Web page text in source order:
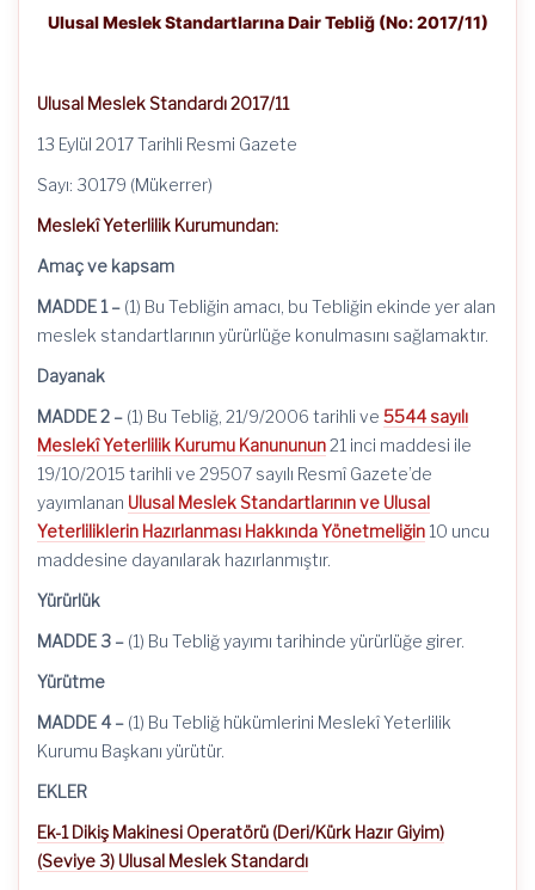
Ulusal Meslek Standartlarına Dair Tebliğ (No: 2017/11)
Ulusal Meslek Standardı 2017/11
13 Eylül 2017 Tarihli Resmi Gazete
Sayı: 30179 (Mükerrer)
Meslekî Yeterlilik Kurumundan:
Amaç ve kapsam
MADDE 1 – (1) Bu Tebliğin amacı, bu Tebliğin ekinde yer alan
meslek standartlarının yürürlüğe konulmasını sağlamaktır.
Dayanak
MADDE 2 – (1) Bu Tebliğ, 21/9/2006 tarihli ve 5544 sayılı
Meslekî Yeterlilik Kurumu Kanununun21 inci maddesi ile
19/10/2015 tarihli ve 29507 sayılı Resmî Gazete’de
yayımlanan Ulusal Meslek Standartlarının ve Ulusal
Yeterliliklerin Hazırlanması Hakkında Yönetmeliğin 10 uncu
maddesine dayanılarak hazırlanmıştır.
Yürürlük
MADDE 3 – (1) Bu Tebliğ yayımı tarihinde yürürlüğe girer.
Yürütme
MADDE 4 – (1) Bu Tebliğ hükümlerini Meslekî Yeterlilik
Kurumu Başkanı yürütür.
EKLER
Ek-1 Dikiş Makinesi Operatörü (Deri/Kürk Hazır Giyim)
(Seviye 3) Ulusal Meslek Standardı